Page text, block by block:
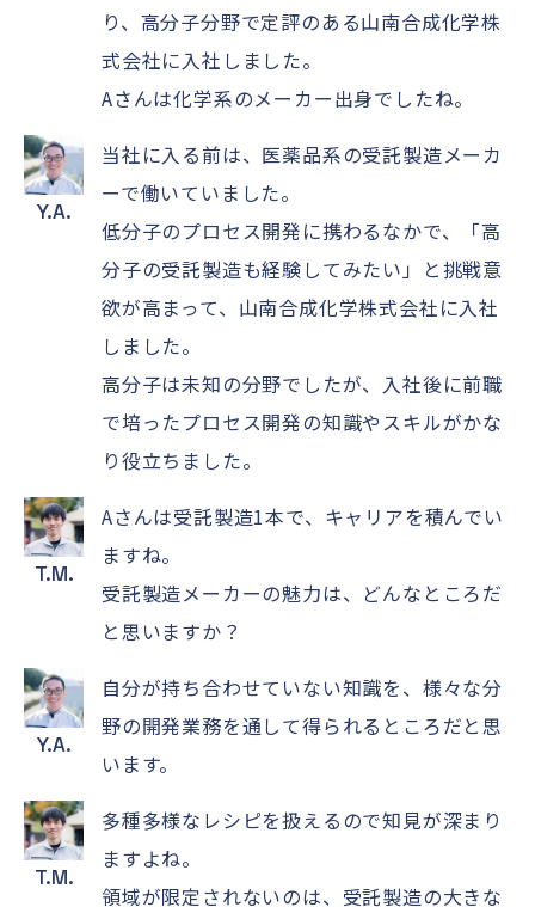
り、高分子分野で定評のある山南合成化学株
式会社に入社しました。
Aさんは化学系のメーカー出身でしたね。
Y.A.
当社に入る前は、医薬品系の受託製造メーカ
ーで働いていました。
低分子のプロセス開発に携わるなかで、「高
分子の受託製造も経験してみたい」と挑戦意
欲が高まって、山南合成化学株式会社に入社
しました。
高分子は未知の分野でしたが、入社後に前職
で培ったプロセス開発の知識やスキルがかな
り役立ちました。
T.M.
Aさんは受託製造1本で、キャリアを積んでい
ますね。
受託製造メーカーの魅力は、どんなところだ
と思いますか？
Y.A.
自分が持ち合わせていない知識を、様々な分
野の開発業務を通して得られるところだと思
います。
T.M.
多種多様なレシピを扱えるので知見が深まり
ますよね。
領域が限定されないのは、受託製造の大きな